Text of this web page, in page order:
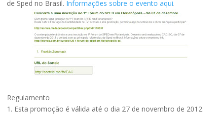
de Sped no Brasil. Informações sobre o evento aqui.
Regulamento
1. Esta promoção é válida até o dia 27 de novembro de 2012.